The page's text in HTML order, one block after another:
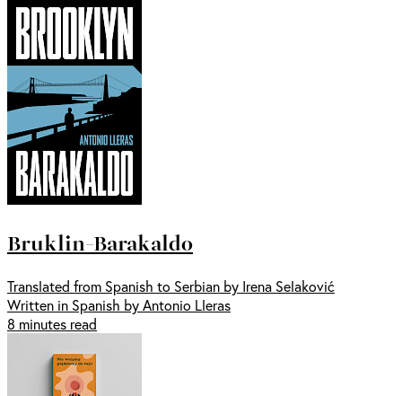
Bruklin-Barakaldo
Translated from Spanish to Serbian by Irena Selaković
Written in Spanish by Antonio Lleras
8 minutes read